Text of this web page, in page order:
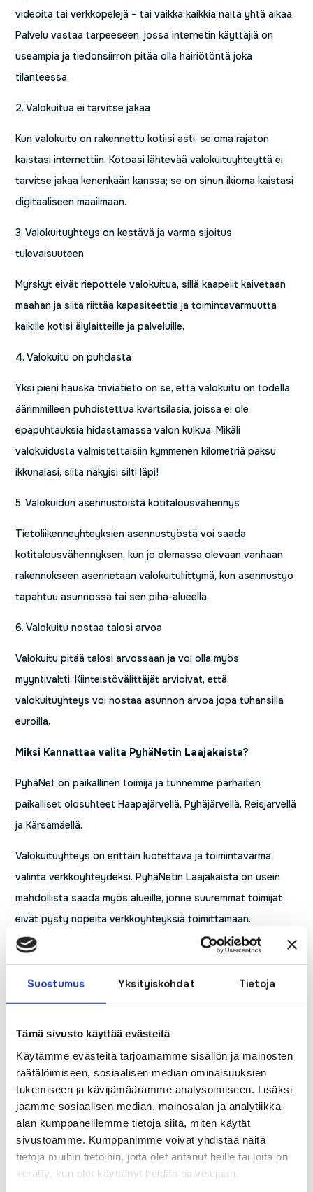
Suostumus Yksityiskohdat Tietoja
Tämä sivusto käyttää evästeitä
Käytämme evästeitä tarjoamamme sisällön ja mainosten
räätälöimiseen, sosiaalisen median ominaisuuksien
tukemiseen ja kävijämäärämme analysoimiseen. Lisäksi
jaamme sosiaalisen median, mainosalan ja analytiikka-
alan kumppaneillemme tietoja siitä, miten käytät
sivustoamme. Kumppanimme voivat yhdistää näitä
tietoja muihin tietoihin, joita olet antanut heille tai joita on
kerätty, kun olet käyttänyt heidän palvelujaan.
videoita tai verkkopelejä – tai vaikka kaikkia näitä yhtä aikaa.
Palvelu vastaa tarpeeseen, jossa internetin käyttäjiä on
useampia ja tiedonsiirron pitää olla häiriötöntä joka
tilanteessa.
2. Valokuitua ei tarvitse jakaa
Kun valokuitu on rakennettu kotiisi asti, se oma rajaton
kaistasi internettiin. Kotoasi lähtevää valokuituyhteyttä ei
tarvitse jakaa kenenkään kanssa; se on sinun ikioma kaistasi
digitaaliseen maailmaan.
3. Valokuituyhteys on kestävä ja varma sijoitus
tulevaisuuteen
Myrskyt eivät riepottele valokuitua, sillä kaapelit kaivetaan
maahan ja siitä riittää kapasiteettia ja toimintavarmuutta
kaikille kotisi älylaitteille ja palveluille.
4. Valokuitu on puhdasta
Yksi pieni hauska triviatieto on se, että valokuitu on todella
äärimmilleen puhdistettua kvartsilasia, joissa ei ole
epäpuhtauksia hidastamassa valon kulkua. Mikäli
valokuidusta valmistettaisiin kymmenen kilometriä paksu
ikkunalasi, siitä näkyisi silti läpi!
5. Valokuidun asennustöistä kotitalousvähennys
Tietoliikenneyhteyksien asennustyöstä voi saada
kotitalousvähennyksen, kun jo olemassa olevaan vanhaan
rakennukseen asennetaan valokuituliittymä, kun asennustyö
tapahtuu asunnossa tai sen piha-alueella.
6. Valokuitu nostaa talosi arvoa
Valokuitu pitää talosi arvossaan ja voi olla myös
myyntivaltti. Kiinteistövälittäjät arvioivat, että
valokuituyhteys voi nostaa asunnon arvoa jopa tuhansilla
euroilla.
Miksi Kannattaa valita PyhäNetin Laajakaista?
PyhäNet on paikallinen toimija ja tunnemme parhaiten
paikalliset olosuhteet Haapajärvellä, Pyhäjärvellä, Reisjärvellä
ja Kärsämäellä.
Valokuituyhteys on erittäin luotettava ja toimintavarma
valinta verkkoyhteydeksi. PyhäNetin Laajakaista on usein
mahdollista saada myös alueille, jonne suuremmat toimijat
eivät pysty nopeita verkkoyhteyksiä toimittamaan.
Lisäksi palvelumme on joustavaa ja esimerkiksi
ilman pitkiä jonotuksia.
PyhäNetin laajakaistapalvelut ovat toteutettavissa
PyhäNetin rakentaman valokuituverkon alueella Pyhäjärvellä,
Haapajärvellä, Reisjärvellä ja Kärsämäellä. Saatavuuden voit
tarkistaa PyhäNetin asiakaspalvelusta puhelimitse.